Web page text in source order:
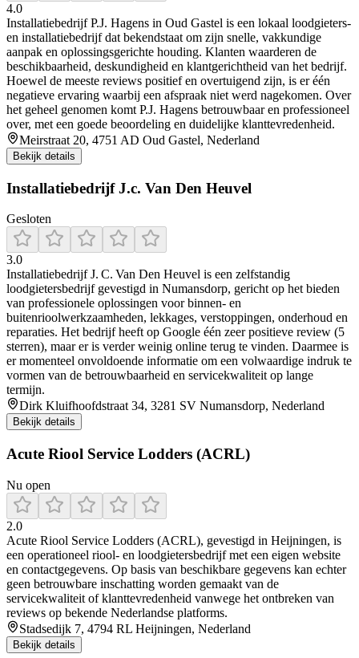
4.0
Installatiebedrijf P.J. Hagens in Oud Gastel is een lokaal loodgieters-
en installatiebedrijf dat bekendstaat om zijn snelle, vakkundige
aanpak en oplossingsgerichte houding. Klanten waarderen de
beschikbaarheid, deskundigheid en klantgerichtheid van het bedrijf.
Hoewel de meeste reviews positief en overtuigend zijn, is er één
negatieve ervaring waarbij een afspraak niet werd nagekomen. Over
het geheel genomen komt P.J. Hagens betrouwbaar en professioneel
over, met een goede beoordeling en duidelijke klanttevredenheid.
Meirstraat 20, 4751 AD Oud Gastel, Nederland
Bekijk details
Installatiebedrijf J.c. Van Den Heuvel
Gesloten
3.0
Installatiebedrijf J. C. Van Den Heuvel is een zelfstandig
loodgietersbedrijf gevestigd in Numansdorp, gericht op het bieden
van professionele oplossingen voor binnen- en
buitenrioolwerkzaamheden, lekkages, verstoppingen, onderhoud en
reparaties. Het bedrijf heeft op Google één zeer positieve review (5
sterren), maar er is verder weinig online terug te vinden. Daarmee is
er momenteel onvoldoende informatie om een volwaardige indruk te
vormen van de betrouwbaarheid en servicekwaliteit op lange
termijn.
Dirk Kluifhoofdstraat 34, 3281 SV Numansdorp, Nederland
Bekijk details
Acute Riool Service Lodders (ACRL)
Nu open
2.0
Acute Riool Service Lodders (ACRL), gevestigd in Heijningen, is
een operationeel riool- en loodgietersbedrijf met een eigen website
en contactgegevens. Op basis van beschikbare gegevens kan echter
geen betrouwbare inschatting worden gemaakt van de
servicekwaliteit of klanttevredenheid vanwege het ontbreken van
reviews op bekende Nederlandse platforms.
Stadsedijk 7, 4794 RL Heijningen, Nederland
Bekijk details